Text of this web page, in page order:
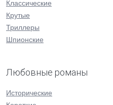
Классические
Крутые
Триллеры
Шпионские
Любовные романы
Исторические